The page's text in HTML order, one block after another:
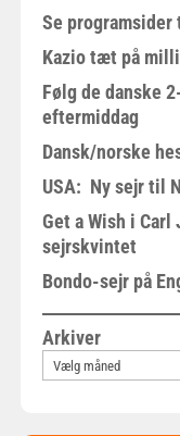
Se
Kazio tæt på
Følg de danske
eftermiddag
Dansk/norske
USA: Ny sejr til
Get a Wish i Carl
sejrskvintet
Bondo-sejr på
Arkiver